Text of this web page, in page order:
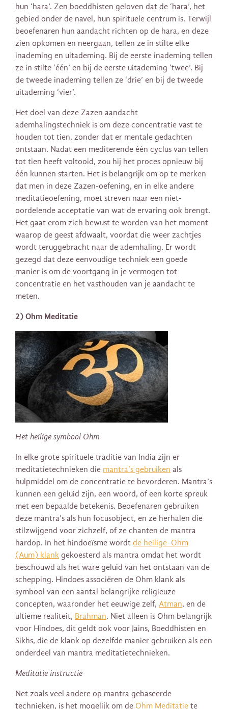
hun ‘hara’. Zen boeddhisten geloven dat de ‘hara’, het
gebied onder de navel, hun spirituele centrum is. Terwijl
beoefenaren hun aandacht richten op de hara, en deze
zien opkomen en neergaan, tellen ze in stilte elke
inademing en uitademing. Bij de eerste inademing tellen
ze in stilte ‘één’ en bij de eerste uitademing ‘twee’. Bij
de tweede inademing tellen ze ‘drie’ en bij de tweede
uitademing ‘vier’.
Het doel van deze Zazen aandacht
ademhalingstechniek is om deze concentratie vast te
houden tot tien, zonder dat er mentale gedachten
ontstaan. Nadat een mediterende één cyclus van tellen
tot tien heeft voltooid, zou hij het proces opnieuw bij
één kunnen starten. Het is belangrijk om op te merken
dat men in deze Zazen-oefening, en in elke andere
meditatieoefening, moet streven naar een niet-
oordelende acceptatie van wat de ervaring ook brengt.
Het gaat erom zich bewust te worden van het moment
waarop de geest afdwaalt, voordat die weer zachtjes
wordt teruggebracht naar de ademhaling. Er wordt
gezegd dat deze eenvoudige techniek een goede
manier is om de voortgang in je vermogen tot
concentratie en het vasthouden van je aandacht te
meten.
2) Ohm Meditatie
Het heilige symbool Ohm
In elke grote spirituele traditie van India zijn er
meditatietechnieken die mantra’s gebruiken als
hulpmiddel om de concentratie te bevorderen. Mantra’s
kunnen een geluid zijn, een woord, of een korte spreuk
met een bepaalde betekenis. Beoefenaren gebruiken
deze mantra’s als hun focusobject, en ze herhalen die
stilzwijgend voor zichzelf, of ze chanten de mantra
hardop. In het hindoeïsme wordt de heilige Ohm
(Aum) klank gekoesterd als mantra omdat het wordt
beschouwd als het ware geluid van het ontstaan van de
schepping. Hindoes associëren de Ohm klank als
symbool van een aantal belangrijke religieuze
concepten, waaronder het eeuwige zelf, Atman, en de
ultieme realiteit, Brahman. Niet alleen is Ohm belangrijk
voor Hindoes, dit geldt ook voor Jains, Boeddhisten en
Sikhs, die de klank op dezelfde manier gebruiken als een
onderdeel van mantra meditatietechnieken.
Meditatie instructie
Net zoals veel andere op mantra gebaseerde
technieken, is het mogelijk om de Ohm Meditatie te